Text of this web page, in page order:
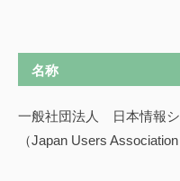
名称
一般社団法人 日本情報
（Japan Users